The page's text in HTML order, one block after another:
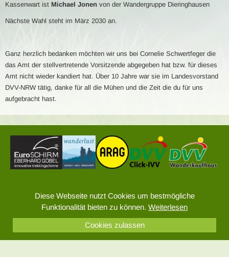
Kassenwart ist Michael Jonen von der Wandergruppe Dieringhausen
Nächste Wahl steht im März 2030 an.
Ganz herzlich bedanken möchten wir uns bei Cornelie Schwertfeger die
das Amt der stellvertretende Vorsitzende abgegeben hat bzw. für dieses
Amt nicht wieder kandiert hat. Über 10 Jahre war sie im Landesvorstand
DVV-NRW tätig, danke für all die Mühen und die Zeit die du für uns
aufgebracht hast.
Impressum
Datenschutz
© 2026 DVV Wandern – Alle Rechte vorbehalten
Diese Webseite nutzt Cookies um bestmögliche
Funktionalität bieten zu können. Weiterlesen
Cookies zulassen